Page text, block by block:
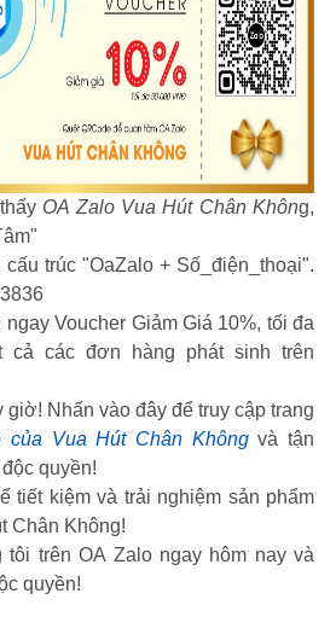
OA Zalo Vua Hút Chân Không,
trúc "OaZalo + Số_điện_thoại".
Voucher Giảm Giá 10%, tối đa
cả các đơn hàng phát sinh trên
giờ! Nhấn vào đây để truy cập trang
của Vua Hút Chân Khôngvà tận
quyền!
kiệm và trải nghiệm sản phẩm
Chân Không!
tôi trên OA Zalo ngay hôm nay và
quyền!